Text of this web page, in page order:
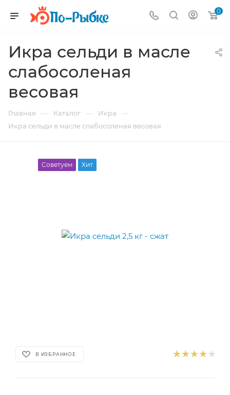
0
Икра сельди в масле
слабосоленая
весовая
Главная — Каталог — Икра —
Икра сельди в масле слабосоленая весовая
Советуем Хит
В ИЗБРАННОЕ